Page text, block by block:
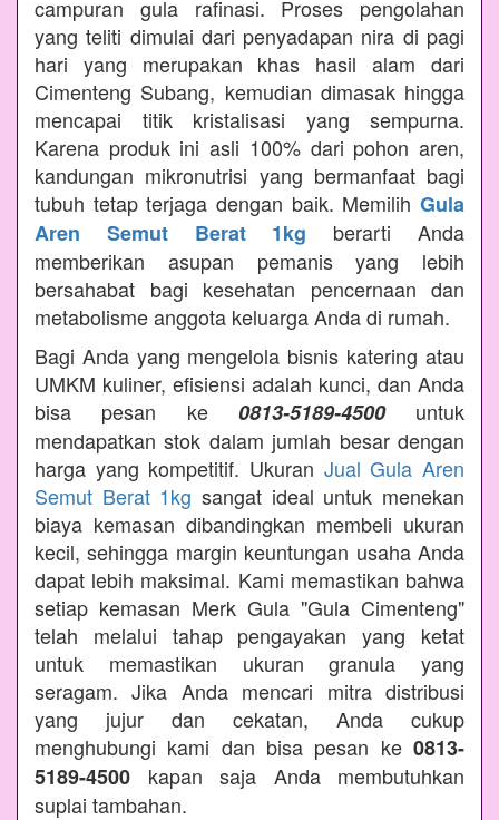
campuran gula rafinasi. Proses pengolahan
yang teliti dimulai dari penyadapan nira di pagi
hari yang merupakan khas hasil alam dari
Cimenteng Subang, kemudian dimasak hingga
mencapai titik kristalisasi yang sempurna.
Karena produk ini asli 100% dari pohon aren,
kandungan mikronutrisi yang bermanfaat bagi
tubuh tetap terjaga dengan baik. Memilih Gula
Aren Semut Berat 1kg berarti Anda
memberikan asupan pemanis yang lebih
bersahabat bagi kesehatan pencernaan dan
metabolisme anggota keluarga Anda di rumah.
Bagi Anda yang mengelola bisnis katering atau
UMKM kuliner, efisiensi adalah kunci, dan Anda
bisa pesan ke 0813-5189-4500untuk
mendapatkan stok dalam jumlah besar dengan
harga yang kompetitif. Ukuran Jual Gula Aren
Semut Berat 1kg sangat ideal untuk menekan
biaya kemasan dibandingkan membeli ukuran
kecil, sehingga margin keuntungan usaha Anda
dapat lebih maksimal. Kami memastikan bahwa
setiap kemasan Merk Gula "Gula Cimenteng"
telah melalui tahap pengayakan yang ketat
untuk memastikan ukuran granula yang
seragam. Jika Anda mencari mitra distribusi
yang jujur dan cekatan, Anda cukup
menghubungi kami dan bisa pesan ke 0813-
5189-4500 kapan saja Anda membutuhkan
suplai tambahan.